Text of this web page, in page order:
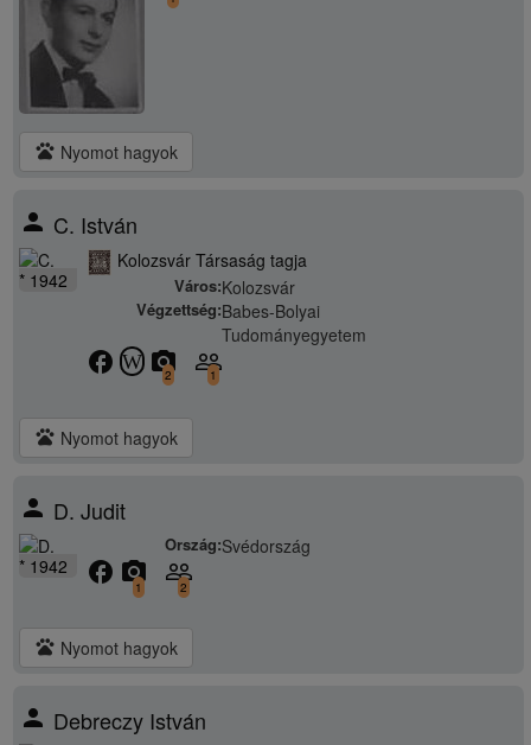
pets Nyomot hagyok
person C. István
* 1942
Kolozsvár Társaság tagja
Város:Kolozsvár
Végzettség:Babes-Bolyai
Tudományegyetem
facebook W camera_alt
2 people_outline
1
pets Nyomot hagyok
person D. Judit
* 1942
Ország:Svédország
facebook camera_alt
1
people_outline
2
pets Nyomot hagyok
person Debreczy István